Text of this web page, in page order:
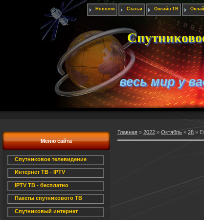
Новости Статьи Онлайн ТВ
весь мир у
Меню сайта
Спутниковое телевидение
Интернет ТВ - IPTV
IPTV ТВ - бесплатно
Пакеты спутникового ТВ
Спутниковый интернет
Главная » 2022 » Октябрь » 28 »